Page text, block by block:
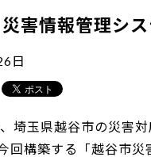
害情報管理シ
日
埼玉県越谷市の災害
回構築する「越谷市